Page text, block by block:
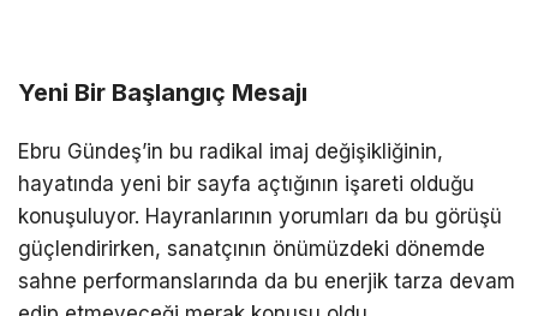
Yeni Bir Başlangıç Mesajı
Ebru Gündeş’in bu radikal imaj değişikliğinin,
hayatında yeni bir sayfa açtığının işareti olduğu
konuşuluyor. Hayranlarının yorumları da bu görüşü
güçlendirirken, sanatçının önümüzdeki dönemde
sahne performanslarında da bu enerjik tarza devam